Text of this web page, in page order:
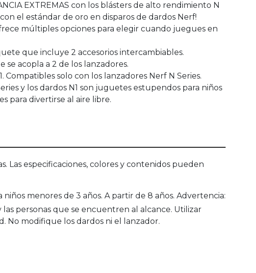
EXTREMAS con los blásters de alto rendimiento N
el estándar de oro en disparos de dardos Nerf!
múltiples opciones para elegir cuando juegues en
que incluye 2 accesorios intercambiables.
se acopla a 2 de los lanzadores.
Compatibles solo con los lanzadores Nerf N Series.
y los dardos N1 son juguetes estupendos para niños
para divertirse al aire libre.
Las especificaciones, colores y contenidos pueden
menores de 3 años. A partir de 8 años. Advertencia:
las personas que se encuentren al alcance. Utilizar
No modifique los dardos ni el lanzador.